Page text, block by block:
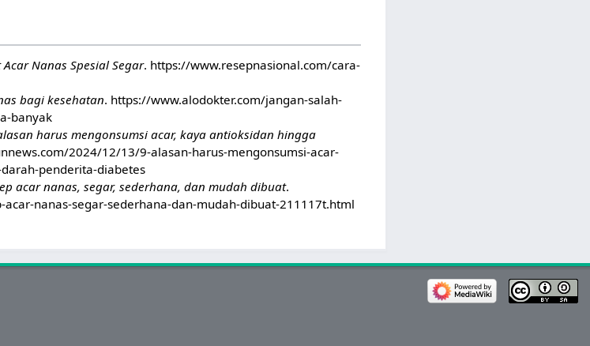
Nanas Spesial Segar. https://www.resepnasional.com/cara-
bagi kesehatan. https://www.alodokter.com/jangan-salah-
banyak
harus mengonsumsi acar, kaya antioksidan hingga
2024/12/13/9-alasan-harus-mengonsumsi-acar-
penderita-diabetes
acar nanas, segar, sederhana, dan mudah dibuat.
nanas-segar-sederhana-dan-mudah-dibuat-211117t.html